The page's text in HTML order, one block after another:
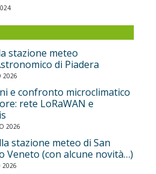
stazione meteo
di Piadera
2026
e confronto microclimatico
rete LoRaWAN e
2026
stazione meteo di San
Veneto (con alcune novità…)
2026